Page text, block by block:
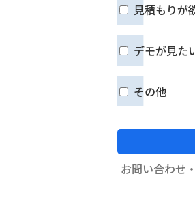
見積もりが
デモが見た
その他